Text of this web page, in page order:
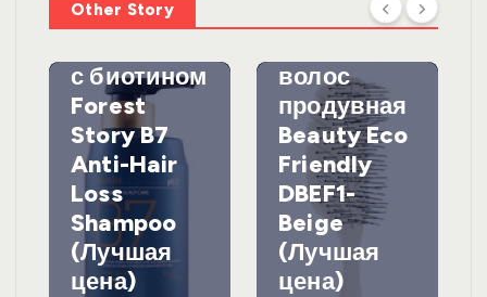
Other Story
против
с биотином
Forest
Story B7
Anti-Hair
Loss
Shampoo
(Лучшая
цена)
DewalЩетк
волос
продувная
Beauty Eco
Friendly
DBEF1-
Beige
(Лучшая
цена)